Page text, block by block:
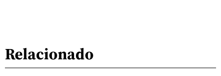
Relacionado